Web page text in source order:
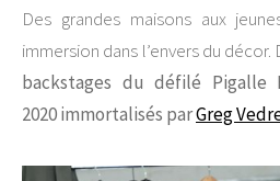
Des grandes maisons aux
immersion dans l’envers du
backstages du défilé Pigalle
2020 immortalisés parGreg